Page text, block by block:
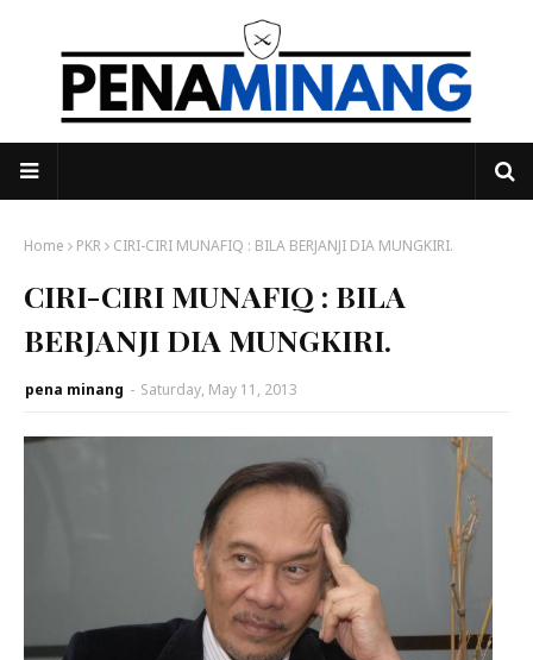
Home PKR CIRI-CIRI MUNAFIQ : BILA BERJANJI DIA MUNGKIRI.
CIRI-CIRI MUNAFIQ : BILA
BERJANJI DIA MUNGKIRI.
pena minang - Saturday, May 11, 2013